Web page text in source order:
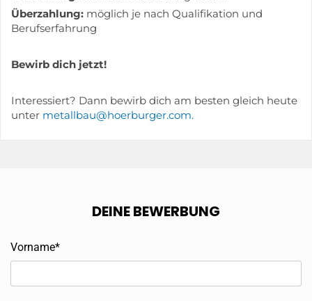
Überzahlung: möglich je nach Qualifikation und
Berufserfahrung
Bewirb dich jetzt!
Interessiert? Dann bewirb dich am besten gleich heute
unter metallbau@hoerburger.com.
DEINE BEWERBUNG
Vorname*